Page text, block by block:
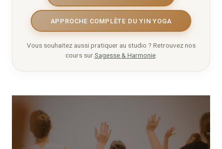
APPROCHE COMPLÈTE DU YIN YOGA
Vous souhaitez aussi pratiquer au studio ? Retrouvez nos
cours surSagesse & Harmonie.